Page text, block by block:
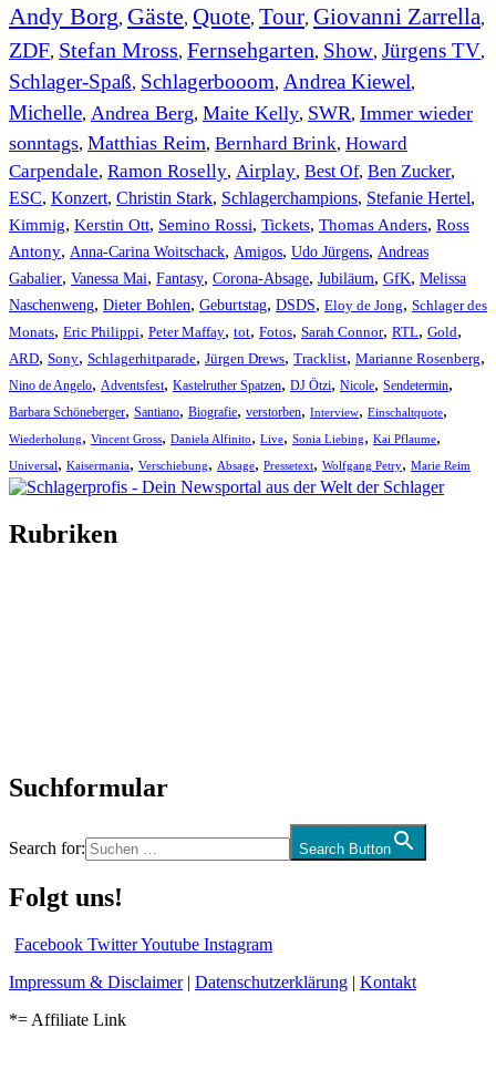
Andy Borg, Gäste, Quote, Tour, Giovanni Zarrella,
ZDF, Stefan Mross, Fernsehgarten, Show, Jürgens TV,
Schlager-Spaß, Schlagerbooom, Andrea Kiewel,
Michelle, Andrea Berg, Maite Kelly, SWR, Immer wieder
sonntags, Matthias Reim, Bernhard Brink, Howard
Carpendale, Ramon Roselly, Airplay, Best Of, Ben Zucker,
ESC, Konzert, Christin Stark, Schlagerchampions, Stefanie Hertel,
Kimmig, Kerstin Ott, Semino Rossi, Tickets, Thomas Anders, Ross
Antony, Anna-Carina Woitschack, Amigos, Udo Jürgens, Andreas
Gabalier, Vanessa Mai, Fantasy, Corona-Absage, Jubiläum, GfK, Melissa
Naschenweng, Dieter Bohlen, Geburtstag, DSDS, Eloy de Jong, Schlager des
Monats, Eric Philippi, Peter Maffay, tot, Fotos, Sarah Connor, RTL, Gold,
ARD, Sony, Schlagerhitparade, Jürgen Drews, Tracklist, Marianne Rosenberg,
Nino de Angelo, Adventsfest, Kastelruther Spatzen, DJ Ötzi, Nicole, Sendetermin,
Barbara Schöneberger, Santiano, Biografie, verstorben, Interview, Einschaltquote,
Wiederholung, Vincent Gross, Daniela Alfinito, Live, Sonia Liebing, Kai Pflaume,
Universal, Kaisermania, Verschiebung, Absage, Pressetext, Wolfgang Petry, Marie Reim
Rubriken
Suchformular
Search for: Search Button
Folgt uns!
Facebook TwitterYoutube Instagram
Impressum & Disclaimer| Datenschutzerklärung | Kontakt
*= Affiliate Link